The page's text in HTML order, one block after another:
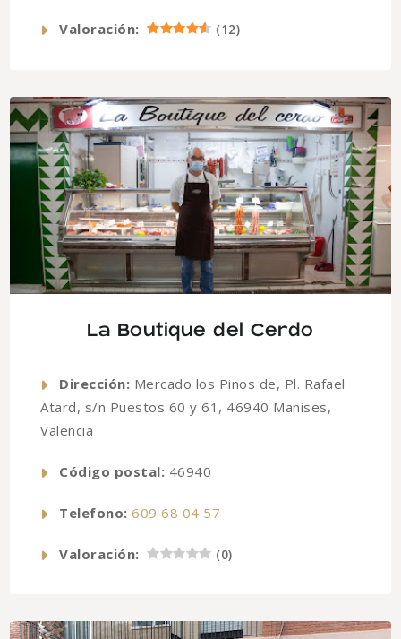
Valoración: (12)
La Boutique del Cerdo
Dirección: Mercado los Pinos de, Pl. Rafael
Atard, s/n Puestos 60 y 61, 46940 Manises,
Valencia
Código postal: 46940
Telefono: 609 68 04 57
Valoración: (0)